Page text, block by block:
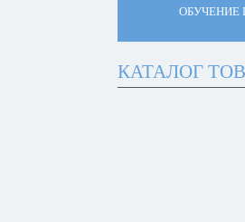
ОБУЧЕНИЕ
КАТАЛОГ